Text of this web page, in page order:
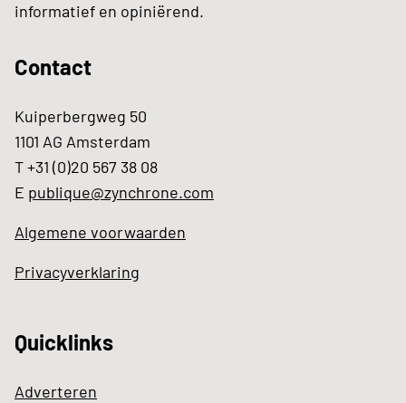
informatief en opiniërend.
Contact
Kuiperbergweg 50
1101 AG Amsterdam
T +31 (0)20 567 38 08
E publique@zynchrone.com
Algemene voorwaarden
Privacyverklaring
Quicklinks
Adverteren